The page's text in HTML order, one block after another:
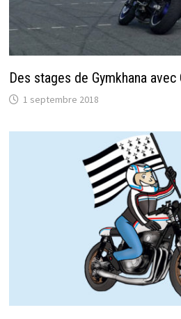
Des stages de Gymkhana avec
1 septembre 2018